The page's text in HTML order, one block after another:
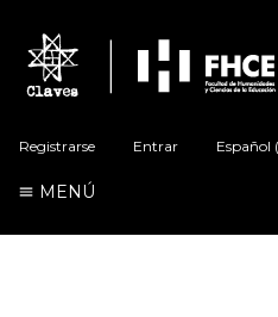
Registrarse Entrar Español
MENÚ